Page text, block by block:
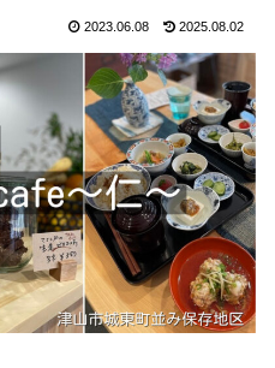
2023.06.08 2025.08.02